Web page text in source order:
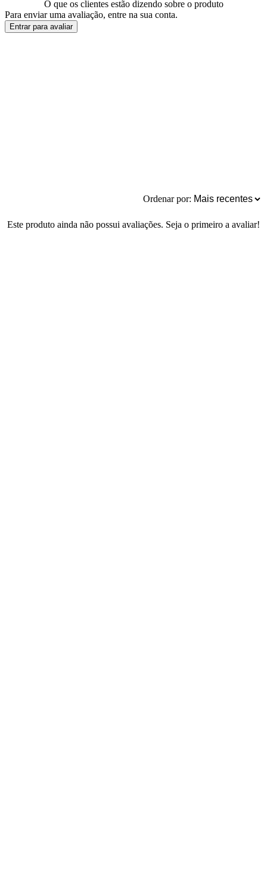
O que os clientes estão dizendo sobre o produto
Para enviar uma avaliação, entre na sua conta.
Entrar para avaliar
Ordenar por:
Este produto ainda não possui avaliações. Seja o primeiro a avaliar!